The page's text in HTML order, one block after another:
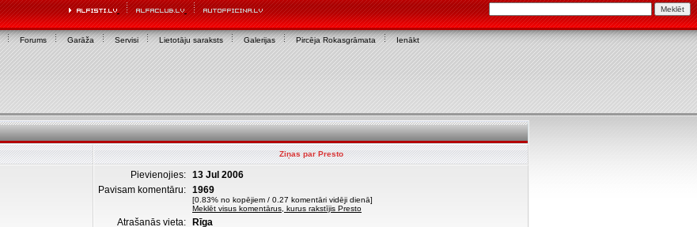
Forums Garāža Servisi Lietotāju saraksts Galerijas Pircēja Rokasgrāmata Ienākt
Ziņas par Presto
Pievienojies: 13 Jul 2006
Pavisam komentāru: 1969
[0.83% no kopējiem / 0.27 komentāri vidēji dienā]
Meklēt visus komentārus, kurus rakstījis Presto
Atrašanās vieta:
Rīga